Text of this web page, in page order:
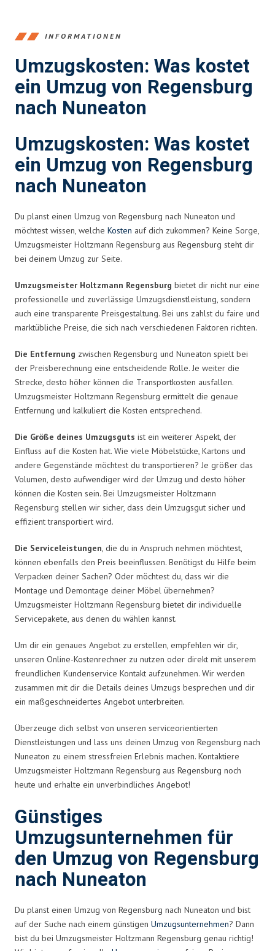
INFORMATIONEN
Umzugskosten: Was kostet
ein Umzug von Regensburg
nach Nuneaton
Umzugskosten: Was kostet
ein Umzug von Regensburg
nach Nuneaton
Du planst einen Umzug von Regensburg nach Nuneaton und
möchtest wissen, welche Kosten auf dich zukommen? Keine Sorge,
Umzugsmeister Holtzmann Regensburg aus Regensburg steht dir
bei deinem Umzug zur Seite.
Umzugsmeister Holtzmann Regensburg bietet dir nicht nur eine
professionelle und zuverlässige Umzugsdienstleistung, sondern
auch eine transparente Preisgestaltung. Bei uns zahlst du faire und
marktübliche Preise, die sich nach verschiedenen Faktoren richten.
Die Entfernung zwischen Regensburg und Nuneaton spielt bei
der Preisberechnung eine entscheidende Rolle. Je weiter die
Strecke, desto höher können die Transportkosten ausfallen.
Umzugsmeister Holtzmann Regensburg ermittelt die genaue
Entfernung und kalkuliert die Kosten entsprechend.
Die Größe deines Umzugsguts ist ein weiterer Aspekt, der
Einfluss auf die Kosten hat. Wie viele Möbelstücke, Kartons und
andere Gegenstände möchtest du transportieren? Je größer das
Volumen, desto aufwendiger wird der Umzug und desto höher
können die Kosten sein. Bei Umzugsmeister Holtzmann
Regensburg stellen wir sicher, dass dein Umzugsgut sicher und
effizient transportiert wird.
Die Serviceleistungen, die du in Anspruch nehmen möchtest,
können ebenfalls den Preis beeinflussen. Benötigst du Hilfe beim
Verpacken deiner Sachen? Oder möchtest du, dass wir die
Montage und Demontage deiner Möbel übernehmen?
Umzugsmeister Holtzmann Regensburg bietet dir individuelle
Servicepakete, aus denen du wählen kannst.
Um dir ein genaues Angebot zu erstellen, empfehlen wir dir,
unseren Online-Kostenrechner zu nutzen oder direkt mit unserem
freundlichen Kundenservice Kontakt aufzunehmen. Wir werden
zusammen mit dir die Details deines Umzugs besprechen und dir
ein maßgeschneidertes Angebot unterbreiten.
Überzeuge dich selbst von unseren serviceorientierten
Dienstleistungen und lass uns deinen Umzug von Regensburg nach
Nuneaton zu einem stressfreien Erlebnis machen. Kontaktiere
Umzugsmeister Holtzmann Regensburg aus Regensburg noch
heute und erhalte ein unverbindliches Angebot!
Günstiges
Umzugsunternehmen für
den Umzug von Regensburg
nach Nuneaton
Du planst einen Umzug von Regensburg nach Nuneaton und bist
auf der Suche nach einem günstigen Umzugsunternehmen? Dann
bist du bei Umzugsmeister Holtzmann Regensburg genau richtig!